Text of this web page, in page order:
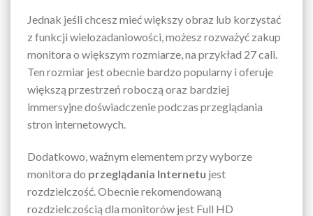
Jednak jeśli chcesz mieć większy obraz lub korzystać
z funkcji wielozadaniowości, możesz rozważyć zakup
monitora o większym rozmiarze, na przykład 27 cali.
Ten rozmiar jest obecnie bardzo popularny i oferuje
większą przestrzeń roboczą oraz bardziej
immersyjne doświadczenie podczas przeglądania
stron internetowych.
Dodatkowo, ważnym elementem przy wyborze
monitora do przeglądania Internetu jest
rozdzielczość. Obecnie rekomendowaną
rozdzielczością dla monitorów jest Full HD